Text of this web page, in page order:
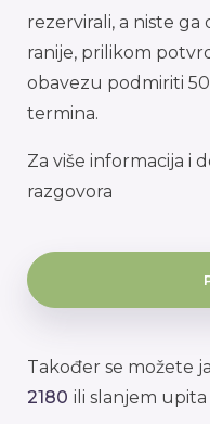
rezervirali, a niste
ranije, prilikom
obavezu podmiriti
termina.
Za više informacija i
razgovora
Također se možete
2180 ili slanjem upita